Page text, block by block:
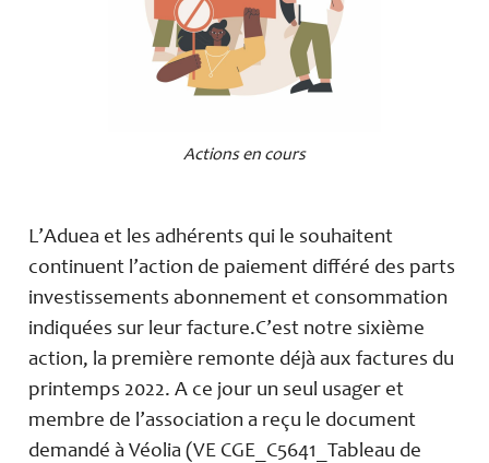
Actions en cours
L’Aduea et les adhérents qui le souhaitent
continuent l’action de paiement différé des parts
investissements abonnement et consommation
indiquées sur leur facture.C’est notre sixième
action, la première remonte déjà aux factures du
printemps 2022. A ce jour un seul usager et
membre de l’association a reçu le document
demandé à Véolia (VE CGE_C5641_Tableau de